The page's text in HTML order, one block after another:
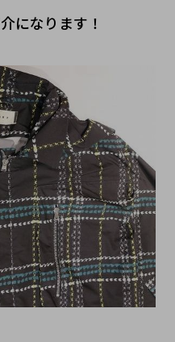
になります！